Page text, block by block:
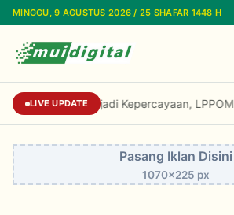
Lewati ke konten utama
MINGGU, 9 AGUSTUS 2026 / 25 SHAFAR 1448 H
LIVE UPDATE Dari Reputasi Menjadi
Pasang Iklan Disini
1070x225 px